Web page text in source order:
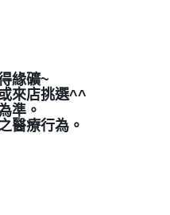
緣礦~
來店挑選^^
準。
醫療行為。